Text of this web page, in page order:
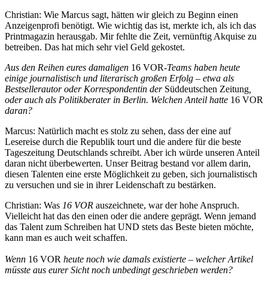
Christian: Wie Marcus sagt, hätten wir gleich zu Beginn einen
Anzeigenprofi benötigt. Wie wichtig das ist, merkte ich, als ich das
Printmagazin herausgab. Mir fehlte die Zeit, vernünftig Akquise zu
betreiben. Das hat mich sehr viel Geld gekostet.
Aus den Reihen eures damaligen 16 VOR-Teams haben heute
einige journalistisch und literarisch großen Erfolg – etwa als
Bestsellerautor oder Korrespondentin der Süddeutschen Zeitung
oder auch als Politikberater in Berlin. Welchen Anteil hatte 16 VOR
daran?
Marcus: Natürlich macht es stolz zu sehen, dass der eine auf
Lesereise durch die Republik tourt und die andere für die beste
Tageszeitung Deutschlands schreibt. Aber ich würde unseren Anteil
daran nicht überbewerten. Unser Beitrag bestand vor allem darin,
diesen Talenten eine erste Möglichkeit zu geben, sich journalistisch
zu versuchen und sie in ihrer Leidenschaft zu bestärken.
Christian: Was 16 VOR auszeichnete, war der hohe Anspruch.
Vielleicht hat das den einen oder die andere geprägt. Wenn jemand
das Talent zum Schreiben hat UND stets das Beste bieten möchte,
kann man es auch weit schaffen.
Wenn 16 VOR heute noch wie damals existierte – welcher Artikel
müsste aus eurer Sicht noch unbedingt geschrieben werden?